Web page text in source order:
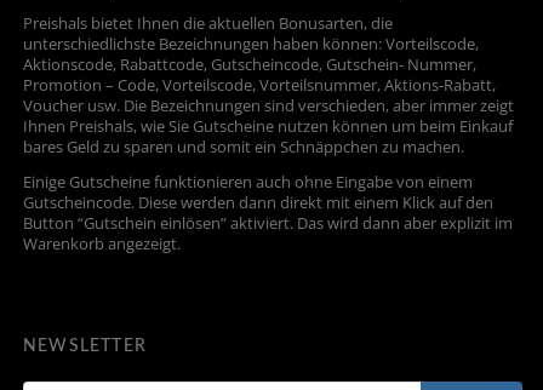
Preishals bietet Ihnen die aktuellen Bonusarten, die
unterschiedlichste Bezeichnungen haben können: Vorteilscode,
Aktionscode, Rabattcode, Gutscheincode, Gutschein- Nummer,
Promotion – Code, Vorteilscode, Vorteilsnummer, Aktions-Rabatt,
Voucher usw. Die Bezeichnungen sind verschieden, aber immer zeigt
Ihnen Preishals, wie Sie Gutscheine nutzen können um beim Einkauf
bares Geld zu sparen und somit ein Schnäppchen zu machen.
Einige Gutscheine funktionieren auch ohne Eingabe von einem
Gutscheincode. Diese werden dann direkt mit einem Klick auf den
Button “Gutschein einlösen” aktiviert. Das wird dann aber explizit im
Warenkorb angezeigt.
NEWSLETTER